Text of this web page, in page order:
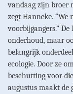
vandaag zijn broer
zegt Hanneke.
voorbijgangers.”
onderhoud, maar
belangrijk
ecologie. Door ze
beschutting voor
augustus maakt de